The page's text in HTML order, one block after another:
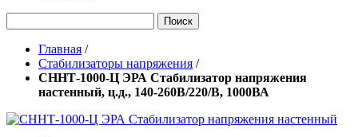
Поиск
Главная /
Стабилизаторы напряжения /
СННТ-1000-Ц ЭРА Стабилизатор напряжения
настенный, ц.д., 140-260В/220/В, 1000ВА